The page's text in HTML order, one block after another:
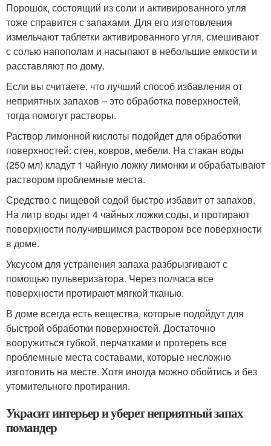
Порошок, состоящий из соли и активированного угля
тоже справится с запахами. Для его изготовления
измельчают таблетки активированного угля, смешивают
с солью напополам и насыпают в небольшие емкости и
расставляют по дому.
Если вы считаете, что лучший способ избавления от
неприятных запахов – это обработка поверхностей,
тогда помогут растворы.
Раствор лимонной кислоты подойдет для обработки
поверхностей: стен, ковров, мебели. На стакан воды
(250 мл) кладут 1 чайную ложку лимонки и обрабатывают
раствором проблемные места.
Средство с пищевой содой быстро избавит от запахов.
На литр воды идет 4 чайных ложки соды, и протирают
поверхности получившимся раствором все поверхности
в доме.
Уксусом для устранения запаха разбрызгивают с
помощью пульверизатора. Через полчаса все
поверхности протирают мягкой тканью.
В доме всегда есть вещества, которые подойдут для
быстрой обработки поверхностей. Достаточно
вооружиться губкой, перчатками и протереть все
проблемные места составами, которые несложно
изготовить на месте. Хотя иногда можно обойтись и без
утомительного протирания.
Украсит интерьер и уберет неприятный запах
помандер